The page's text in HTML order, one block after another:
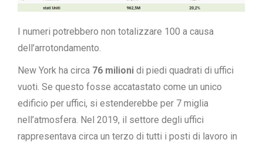
I numeri potrebbero non totalizzare 100 a causa
dell’arrotondamento.
New York ha circa 76 milioni di piedi quadrati di uffici
vuoti. Se questo fosse accatastato come un unico
edificio per uffici, si estenderebbe per 7 miglia
nell’atmosfera. Nel 2019, il settore degli uffici
rappresentava circa un terzo di tutti i posti di lavoro in